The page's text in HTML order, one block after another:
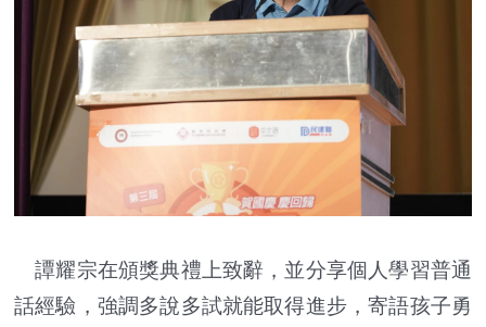
譚耀宗在頒獎典禮上致辭，並分享個人學習普通
話經驗，強調多說多試就能取得進步，寄語孩子勇